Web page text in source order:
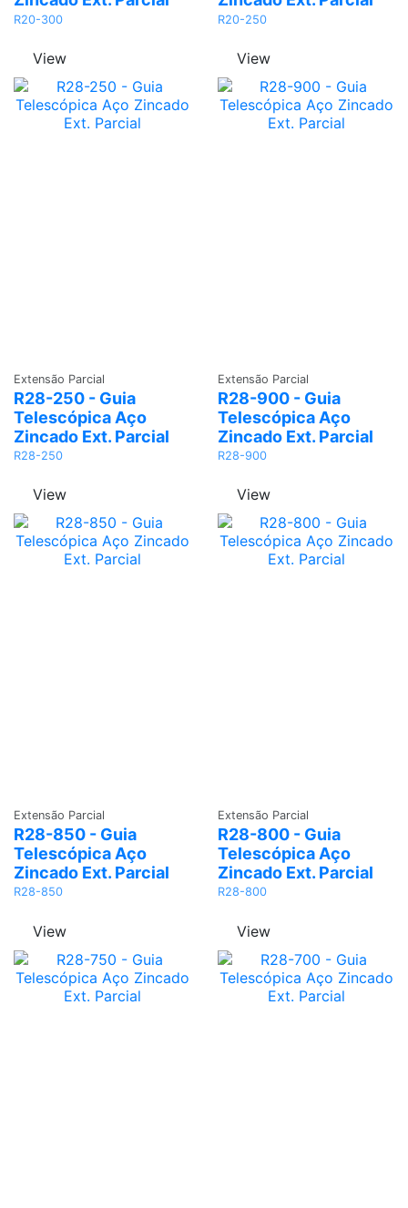
R20-300
View
R20-250
View
Extensão Parcial
R28-250 - Guia
Telescópica Aço
Zincado Ext. Parcial
R28-250
View
Extensão Parcial
R28-900 - Guia
Telescópica Aço
Zincado Ext. Parcial
R28-900
View
Extensão Parcial
R28-850 - Guia
Telescópica Aço
Zincado Ext. Parcial
R28-850
View
Extensão Parcial
R28-800 - Guia
Telescópica Aço
Zincado Ext. Parcial
R28-800
View